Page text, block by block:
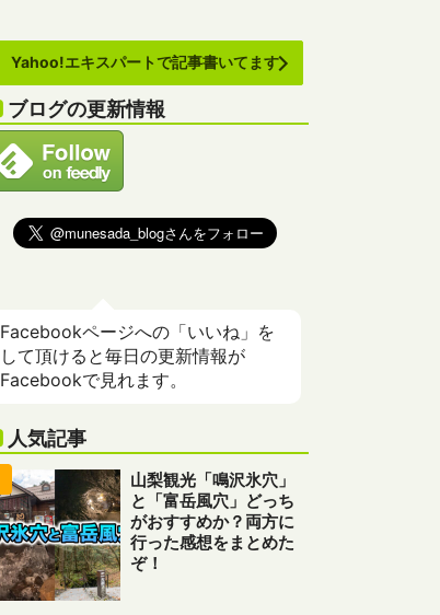
Yahoo!エキスパートで記事書いてます
ブログの更新情報
Facebookページへの「いいね」を
して頂けると毎日の更新情報が
Facebookで見れます。
人気記事
山梨観光「鳴沢氷穴」
と「富岳風穴」どっち
がおすすめか？両方に
行った感想をまとめた
ぞ！